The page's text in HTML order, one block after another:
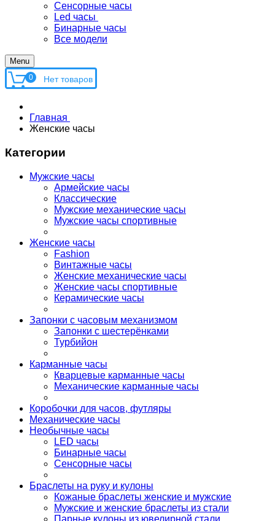
Сенсорные часы
Led часы
Бинарные часы
Все модели
Menu
0
Главная
Женские часы
Категории
Мужские часы
Армейские часы
Классические
Мужские механические часы
Мужские часы спортивные
Женские часы
Fashion
Винтажные часы
Женские механические часы
Женские часы спортивные
Керамические часы
Запонки с часовым механизмом
Запонки с шестерёнками
Турбийон
Карманные часы
Кварцевые карманные часы
Механические карманные часы
Коробочки для часов, футляры
Механические часы
Необычные часы
LED часы
Бинарные часы
Сенсорные часы
Браслеты на руку и кулоны
Кожаные браслеты женские и мужские
Мужские и женские браслеты из стали
Парные кулоны из ювелирной стали